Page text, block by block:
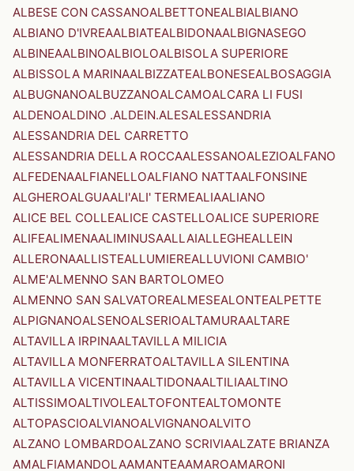
ALBESE CON CASSANOALBETTONEALBIALBIANO
ALBIANO D'IVREAALBIATEALBIDONAALBIGNASEGO
ALBINEAALBINOALBIOLOALBISOLA SUPERIORE
ALBISSOLA MARINAALBIZZATEALBONESEALBOSAGGIA
ALBUGNANOALBUZZANOALCAMOALCARA LI FUSI
ALDENOALDINO .ALDEIN.ALESALESSANDRIA
ALESSANDRIA DEL CARRETTO
ALESSANDRIA DELLA ROCCAALESSANOALEZIOALFANO
ALFEDENAALFIANELLOALFIANO NATTAALFONSINE
ALGHEROALGUAALI'ALI' TERMEALIAALIANO
ALICE BEL COLLEALICE CASTELLOALICE SUPERIORE
ALIFEALIMENAALIMINUSAALLAIALLEGHEALLEIN
ALLERONAALLISTEALLUMIEREALLUVIONI CAMBIO'
ALME'ALMENNO SAN BARTOLOMEO
ALMENNO SAN SALVATOREALMESEALONTEALPETTE
ALPIGNANOALSENOALSERIOALTAMURAALTARE
ALTAVILLA IRPINAALTAVILLA MILICIA
ALTAVILLA MONFERRATOALTAVILLA SILENTINA
ALTAVILLA VICENTINAALTIDONAALTILIAALTINO
ALTISSIMOALTIVOLEALTOFONTEALTOMONTE
ALTOPASCIOALVIANOALVIGNANOALVITO
ALZANO LOMBARDOALZANO SCRIVIAALZATE BRIANZA
AMALFIAMANDOLAAMANTEAAMAROAMARONI